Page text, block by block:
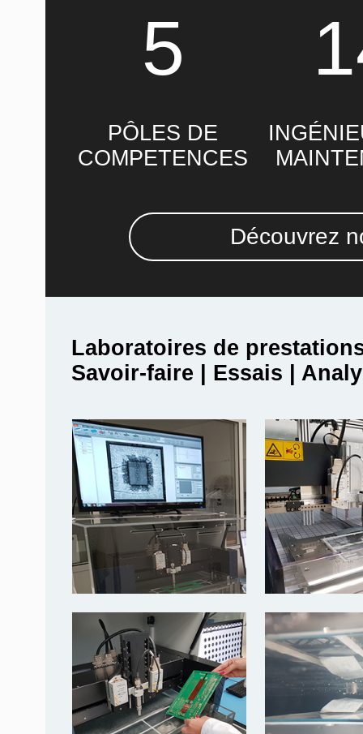
Découvrez
5
PÔLES DE
COMPETENCES
Laboratoires de
Savoir-faire | Essais |